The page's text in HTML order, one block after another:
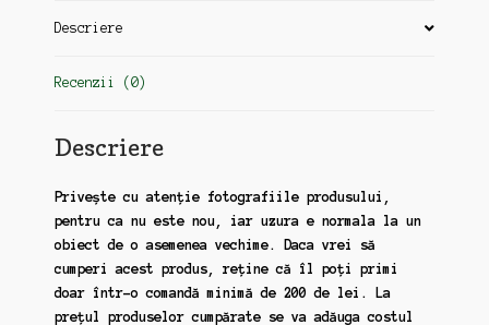
Descriere
Recenzii (0)
Descriere
Privește cu atenție fotografiile produsului,
pentru ca nu este nou, iar uzura e normala la un
obiect de o asemenea vechime. Daca vrei să
cumperi acest produs, reține că îl poți primi
doar într-o comandă minimă de 200 de lei. La
prețul produselor cumpărate se va adăuga costul